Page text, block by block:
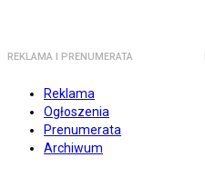
REKLAMA I PRENUMERATA
Reklama
Ogłoszenia
Prenumerata
Archiwum